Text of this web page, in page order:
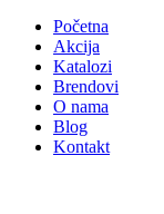
Početna
Akcija
Katalozi
Brendovi
O nama
Blog
Kontakt